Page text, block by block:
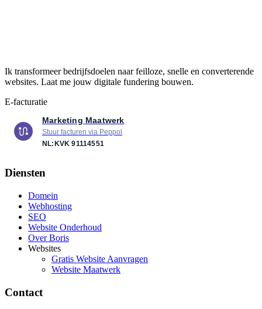
Ik transformeer bedrijfsdoelen naar feilloze, snelle en converterende
websites. Laat me jouw digitale fundering bouwen.
E-facturatie
Marketing Maatwerk
Stuur facturen via Peppol
NL:KVK 91114551
Diensten
Domein
Webhosting
SEO
Website Onderhoud
Over Boris
Websites
Gratis Website Aanvragen
Website Maatwerk
Contact